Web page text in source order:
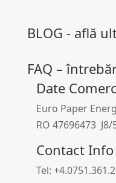
BLOG - află
FAQ –
Date
Euro Paper
RO 47696473
Contact Info
Tel: